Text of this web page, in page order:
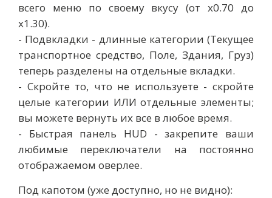
всего меню по своему вкусу (от x0.70 до
x1.30).
- Подвкладки - длинные категории (Текущее
транспортное средство, Поле, Здания, Груз)
теперь разделены на отдельные вкладки.
- Скройте то, что не используете - скройте
целые категории ИЛИ отдельные элементы;
вы можете вернуть их все в любое время.
- Быстрая панель HUD - закрепите ваши
любимые переключатели на постоянно
отображаемом оверлее.
Под капотом (уже доступно, но не видно):